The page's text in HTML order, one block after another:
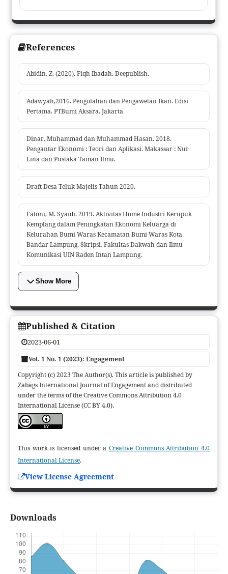
References
Abidin, Z. (2020). Fiqh Ibadah. Deepublish.
Adawyah,2016. Pengolahan dan Pengawetan Ikan. Edisi
Pertama. PTBumi Aksara. Jakarta
Dinar, Muhammad dan Muhammad Hasan. 2018.
Pengantar Ekonomi : Teori dan Aplikasi. Makassar : Nur
Lina dan Pustaka Taman Ilmu.
Draft Desa Teluk Majelis Tahun 2020.
Fatoni, M. Syaidi. 2019. Aktivitas Home Industri Kerupuk
Kemplang dalam Peningkatan Ekonomi Keluarga di
Kelurahan Bumi Waras Kecamatan Bumi Waras Kota
Bandar Lampung, Skripsi, Fakultas Dakwah dan Ilmu
Komunikasi UIN Raden Intan Lampung.
Show More
Published & Citation
2023-06-01
Vol. 1 No. 1 (2023): Engagement
Copyright (c) 2023 The Author(s). This article is published by
Zabags International Journal of Engagement and distributed
under the terms of the Creative Commons Attribution 4.0
International License (CC BY 4.0).
This work is licensed under aCreative Commons Attribution 4.0
International License.
View License Agreement
Downloads